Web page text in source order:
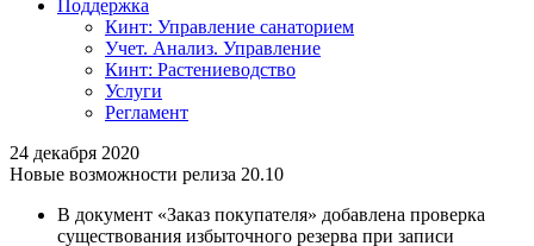
Поддержка
Кинт: Управление санаторием
Учет. Анализ. Управление
Кинт: Растениеводство
Услуги
Регламент
24 декабря 2020
Новые возможности релиза 20.10
В документ «Заказ покупателя» добавлена проверка
существования избыточного резерва при записи